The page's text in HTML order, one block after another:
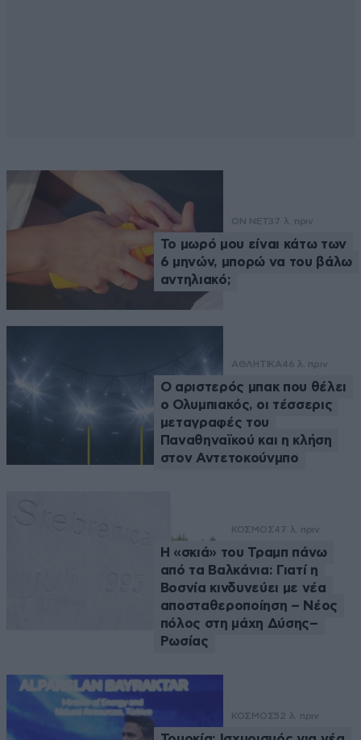
ON NET37 λ. πριν
Το μωρό μου είναι κάτω των
6 μηνών, μπορώ να του βάλω
αντηλιακό;
ΑΘΛΗΤΙΚΑ46 λ. πριν
Ο αριστερός μπακ που θέλει
ο Ολυμπιακός, οι τέσσερις
μεταγραφές του
Παναθηναϊκού και η κλήση
στον Αντετοκούνμπο
ΚΟΣΜΟΣ47 λ. πριν
Η «σκιά» του Τραμπ πάνω
από τα Βαλκάνια: Γιατί η
Βοσνία κινδυνεύει με νέα
αποσταθεροποίηση – Νέος
πόλος στη μάχη Δύσης–
Ρωσίας
ΚΟΣΜΟΣ52 λ. πριν